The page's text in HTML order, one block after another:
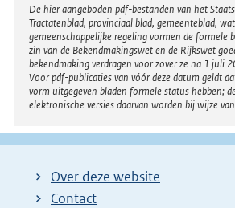
Disclaimer
De hier aangeboden pdf-bestanden van het
Tractatenblad, provinciaal blad, gemeenteblad,
gemeenschappelijke regeling vormen de formele
zin van de Bekendmakingswet en de Rijkswet
bekendmaking verdragen voor zover ze na 1 juli
Voor pdf-publicaties van vóór deze datum geldt
vorm uitgegeven bladen formele status hebben;
elektronische versies daarvan worden bij wijze
Over deze website
Contact